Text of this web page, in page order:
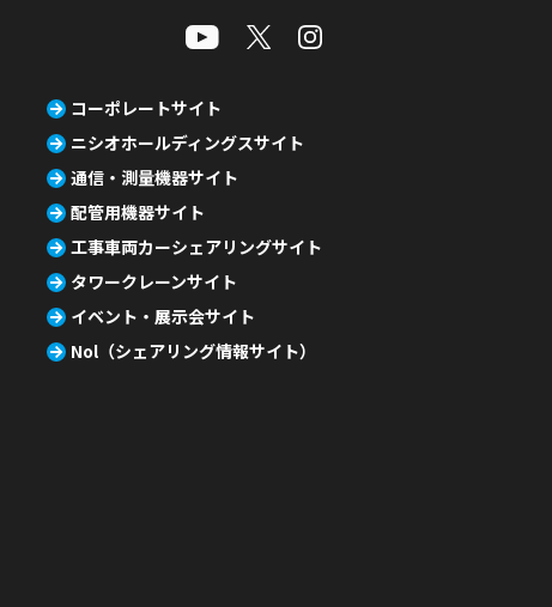
コーポレートサイト
ニシオホールディングスサイト
通信・測量機器サイト
配管用機器サイト
工事車両カーシェアリングサイト
タワークレーンサイト
イベント・展示会サイト
Nol（シェアリング情報サイト）